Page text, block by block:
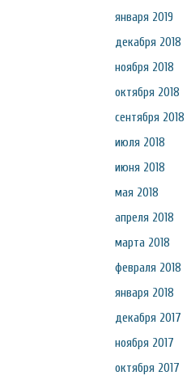
января 2019
декабря 2018
ноября 2018
октября 2018
сентября 2018
июля 2018
июня 2018
мая 2018
апреля 2018
марта 2018
февраля 2018
января 2018
декабря 2017
ноября 2017
октября 2017